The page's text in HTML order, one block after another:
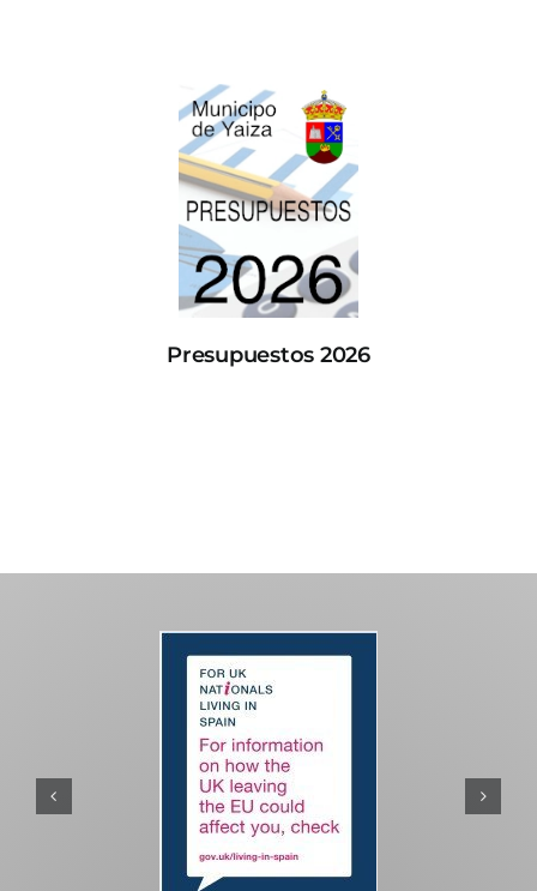
Presupuestos 2026